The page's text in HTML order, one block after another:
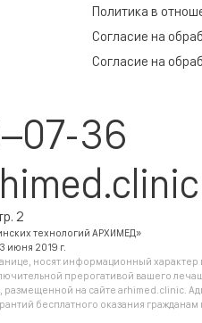
Политика в
Согласие на
Согласие на
36
2
технологий АРХИМЕД»
июня 2019 г.
носят информационный характер
прерогативой вашего
размещенной на сайте arhimed.clinic.
бесплатного оказания